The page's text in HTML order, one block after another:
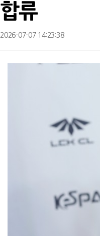
합류
2026-07-07 14:23:38